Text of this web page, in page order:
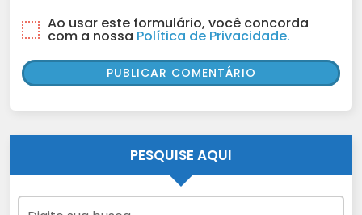
Ao usar este formulário, você concorda
com a nossa Política de Privacidade.
PESQUISE AQUI